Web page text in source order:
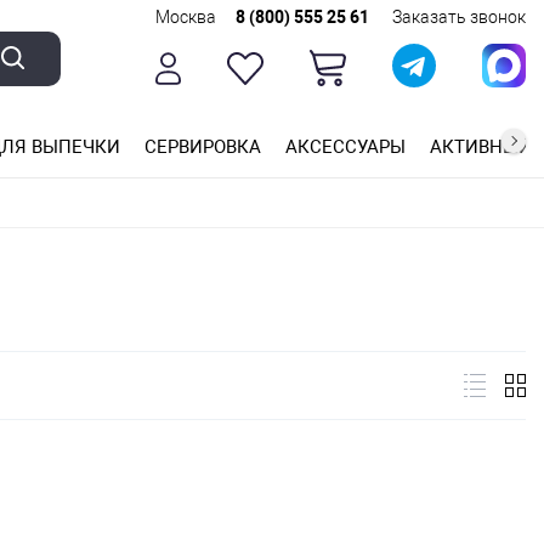
Москва 8 (800) 555 25 61 Заказать звонок
ВЫПЕЧКИ СЕРВИРОВКА АКСЕССУАРЫ АКТИВНЫЙ